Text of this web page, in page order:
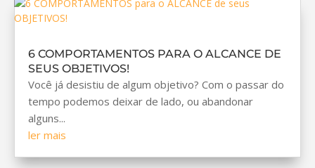
6 COMPORTAMENTOS PARA O ALCANCE DE
SEUS OBJETIVOS!
Você já desistiu de algum objetivo? Com o passar do
tempo podemos deixar de lado, ou abandonar
alguns...
ler mais